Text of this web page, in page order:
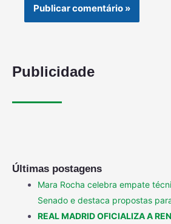
Publicidade
Últimas postagens
Mara Rocha celebra empate
Senado e destaca propostas
REAL MADRID OFICIALIZA A